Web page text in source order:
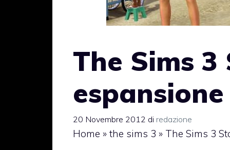
The Sims
20 Novembre 2012 di redazione
Home » the sims 3 » The Sims 3